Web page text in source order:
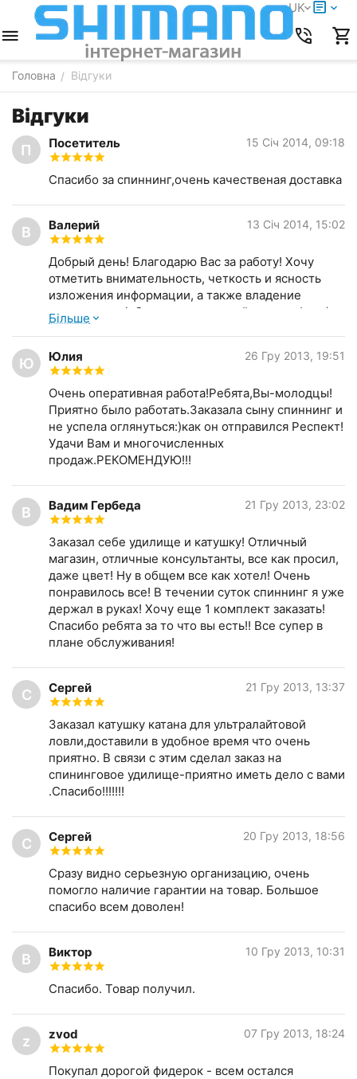
UK
Головна / Відгуки
Відгуки
П Посетитель 15 Січ 2014, 09:18
Спасибо за спиннинг,очень качественая доставка
В Валерий 13 Січ 2014, 15:02
Добрый день! Благодарю Вас за работу! Хочу
отметить внимательность, четкость и ясность
изложения информации, а также владение
материалом (общался с девушкой по телефону).
Приятной неожиданностью стало сообщение о
Отдельное спасибо за оперативность. Заказывал
удилище 26 декабря. На следующий день оно
было уже у меня. Когда увидел упаковку душа
запела, упаковано отлично, как для себя.
Содержимое также не заставило расстроиться -
именно то, что я хотел и о чем мы
договаривались. Обязательно еще воспользуюсь
рыбалки!
Бiльше
Ю Юлия 26 Гру 2013, 19:51
Очень оперативная работа!Ребята,Вы-молодцы!
Приятно было работать.Заказала сыну спиннинг и
не успела оглянуться:)как он отправился Респект!
Удачи Вам и многочисленных
продаж.РЕКОМЕНДУЮ!!!
В Вадим Гербеда 21 Гру 2013, 23:02
Заказал себе удилище и катушку! Отличный
магазин, отличные консультанты, все как просил,
даже цвет! Ну в общем все как хотел! Очень
понравилось все! В течении суток спиннинг я уже
держал в руках! Хочу еще 1 комплект заказать!
Спасибо ребята за то что вы есть!! Все супер в
плане обслуживания!
С Сергей 21 Гру 2013, 13:37
Заказал катушку катана для ультралайтовой
ловли,доставили в удобное время что очень
приятно. В связи с этим сделал заказ на
спининговое удилище-приятно иметь дело с вами
.Спасибо!!!!!!!
С Сергей 20 Гру 2013, 18:56
Сразу видно серьезную организацию, очень
помогло наличие гарантии на товар. Большое
спасибо всем доволен!
В Виктор 10 Гру 2013, 10:31
Спасибо. Товар получил.
z zvod 07 Гру 2013, 18:24
Покупал дорогой фидерок - всем остался